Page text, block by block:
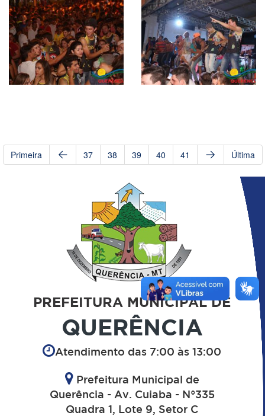
Primeira 37 38 39 40 41 Última
PREFEITURA MUNICIPAL DE
QUERÊNCIA
Atendimento das 7:00 às 13:00
Prefeitura Municipal de
Querência - Av. Cuiaba - N°335
Quadra 1, Lote 9, Setor C